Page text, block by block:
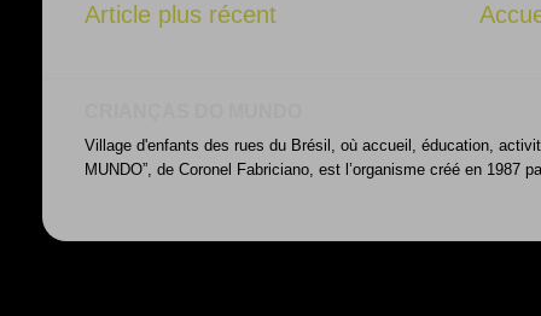
Article plus récent
Village d'enfants des rues du Brésil, où accueil, éducation,
MUNDO”, de Coronel Fabriciano, est l’organisme créé en